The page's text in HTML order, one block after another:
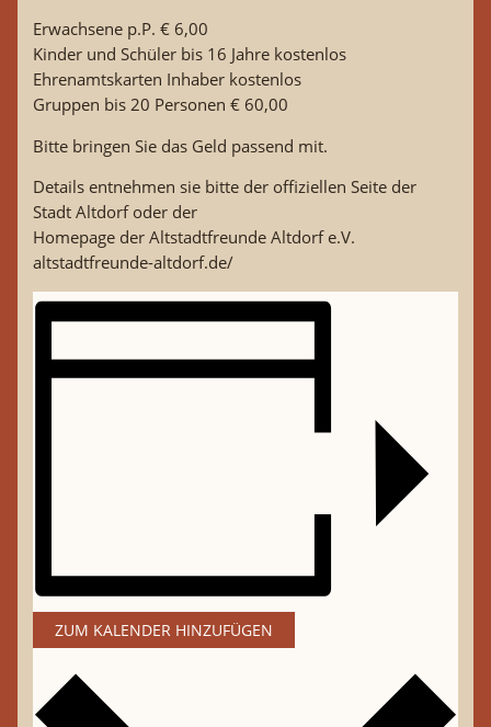
Erwachsene p.P. € 6,00
Kinder und Schüler bis 16 Jahre kostenlos
Ehrenamtskarten Inhaber kostenlos
Gruppen bis 20 Personen € 60,00
Bitte bringen Sie das Geld passend mit.
Details entnehmen sie bitte der offiziellen Seite der
Stadt Altdorf oder der
Homepage der Altstadtfreunde Altdorf e.V.
altstadtfreunde-altdorf.de/
ZUM KALENDER HINZUFÜGEN